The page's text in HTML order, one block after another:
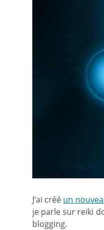
J’ai créé un
je parle sur reiki
blogging.